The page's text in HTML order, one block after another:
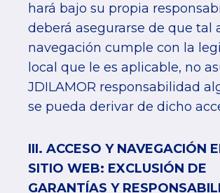
hará bajo su propia
deberá asegurarse de que tal
navegación cumple con la
local que le es aplicable, no
JDILAMOR responsabilidad
se pueda derivar de dicho
III. ACCESO Y NAVEGACIÓN
SITIO WEB: EXCLUSIÓN DE
GARANTÍAS Y